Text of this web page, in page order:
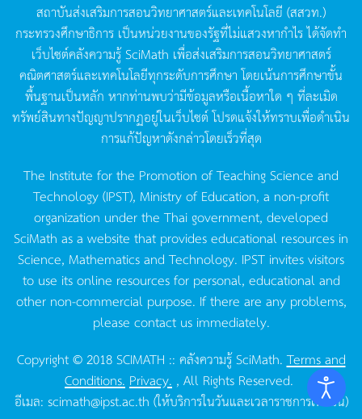
สถาบันส่งเสริมการสอนวิทยาศาสตร์และเทคโนโลยี (สสวท.)
กระทรวงศึกษาธิการ เป็นหน่วยงานของรัฐที่ไม่แสวงหากำไรได้จัดทำ
เว็บไซต์คลังความรู้SciMath เพื่อส่งเสริมการสอนวิทยาศาสตร์
คณิตศาสตร์และเทคโนโลยีทุกระดับการศึกษา โดยเน้นการศึกษาขั้น
พื้นฐานเป็นหลัก หากท่านพบว่ามีข้อมูลหรือเนื้อหาใด ๆ ที่ละเมิด
ทรัพย์สินทางปัญญาปรากฏอยู่ในเว็บไซต์โปรดแจ้งให้ทราบเพื่อดำเนิน
การแก้ปัญหาดังกล่าวโดยเร็วที่สุด
The Institute for the Promotion of Teaching Science and
Technology (IPST), Ministry of Education, a non-profit
organization under the Thai government, developed
SciMath as a website that provides educational resources in
Science, Mathematics and Technology. IPST invites visitors
to use its online resources for personal, educational and
other non-commercial purpose. If there are any problems,
please contact us immediately.
Copyright © 2018 SCIMATH :: คลังความรู้ SciMath.Terms and
Conditions. Privacy. , All Rights Reserved.
อีเมล: scimath@ipst.ac.th (ให้บริการในวันและเวลาราชการเท่านั้น)